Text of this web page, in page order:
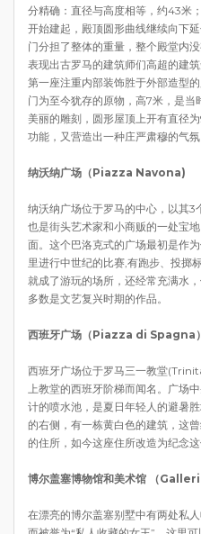
分精确：直径与高度相等，约43米
开始建起，殿顶圆形曲线继续向下
门分担了整体的重量，整个殿堂内
表现出古罗马的建筑师们高超的建
第一座注重内部装饰胜于外部造型
门为至今犹存的原物，高7米，是
美丽的雕刻，圆形屋顶上开有直径
功能，又营造出一种庄严肃穆的气氛
纳沃纳广场（Piazza Navona)
纳沃纳广场位于罗马的中心，以其3
也是街头艺术家和小商贩的一处宝
面。这个巴洛克式的广场最初是作
里进行中世纪的比赛,有跑步、投掷
就成了游玩的场所，还经常充满水
多数是文艺复兴时期的作品。
西班牙广场（Piazza di Spagna）
西班牙广场位于罗马三一教堂
上教堂的西班牙阶梯而闻名。广场
计的喷水池，是夏日年轻人的避暑
的右侧，有一栋黄白色的建筑，这
的住所，如今这座住所改造为纪念这
博尔盖塞博物馆和美术馆 （
在漂亮的博尔盖塞别墅中有两处私